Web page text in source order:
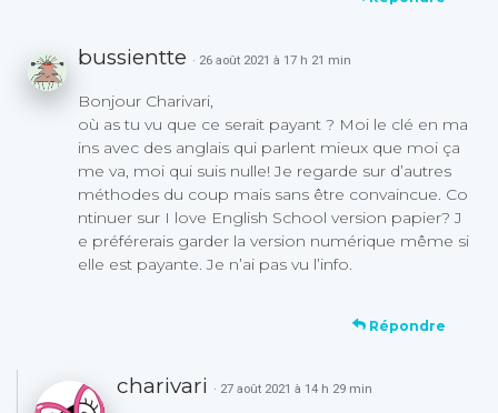
bussientte · 26 août 2021 à 17 h 21 min
Bonjour Charivari,
où as tu vu que ce serait payant ? Moi le clé en ma
ins avec des anglais qui parlent mieux que moi ça
me va, moi qui suis nulle! Je regarde sur d’autres
méthodes du coup mais sans être convaincue. Co
ntinuer sur I love English School version papier? J
e préférerais garder la version numérique même si
elle est payante. Je n’ai pas vu l’info.
Répondre
charivari · 27 août 2021 à 14 h 29 min